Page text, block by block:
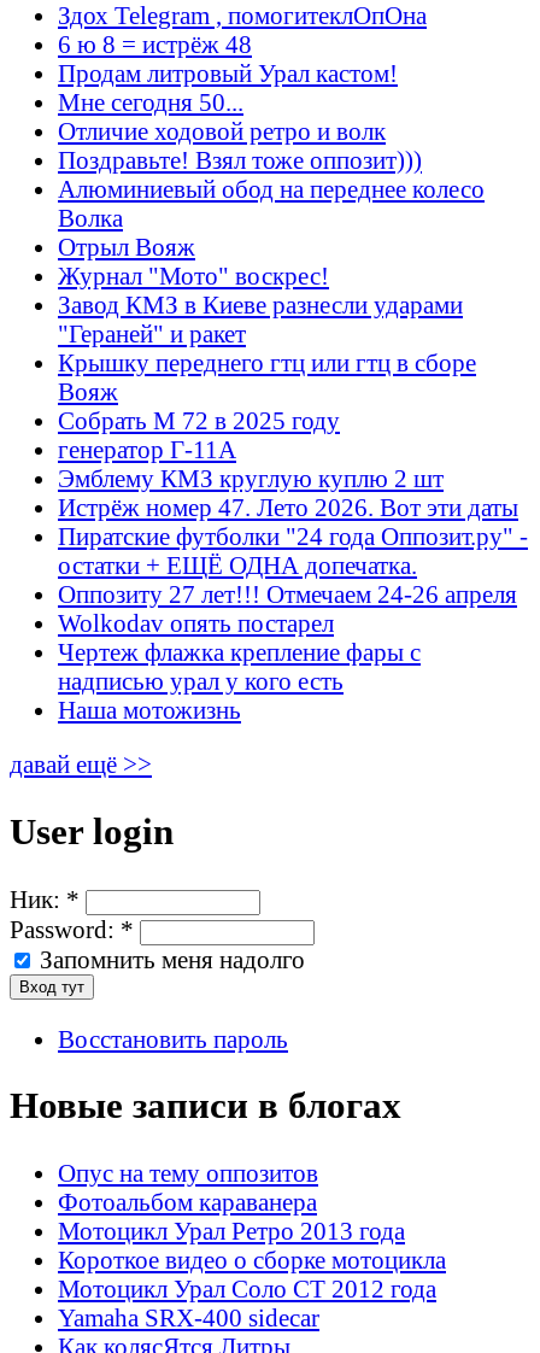
Здох Telegram , помогитеклОпОна
6 ю 8 = истрёж 48
Продам литровый Урал кастом!
Мне сегодня 50...
Отличие ходовой ретро и волк
Поздравьте! Взял тоже оппозит)))
Алюминиевый обод на переднее колесо
Волка
Отрыл Вояж
Журнал "Мото" воскрес!
Завод КМЗ в Киеве разнесли ударами
"Гераней" и ракет
Крышку переднего гтц или гтц в сборе
Вояж
Собрать М 72 в 2025 году
генератор Г-11А
Эмблему КМЗ круглую куплю 2 шт
Истрёж номер 47. Лето 2026. Вот эти даты
Пиратские футболки "24 года Оппозит.ру" -
остатки + ЕЩЁ ОДНА допечатка.
Оппозиту 27 лет!!! Отмечаем 24-26 апреля
Wolkodav опять постарел
Чертеж флажка крепление фары с
надписью урал у кого есть
Наша мотожизнь
давай ещё >>
User login
Ник: *
Password: *
Запомнить меня надолго
Восстановить пароль
Новые записи в блогах
Опус на тему оппозитов
Фотоальбом караванера
Мотоцикл Урал Ретро 2013 года
Короткое видео о сборке мотоцикла
Мотоцикл Урал Соло СТ 2012 года
Yamaha SRX-400 sidecar
Как колясЯтся Литры